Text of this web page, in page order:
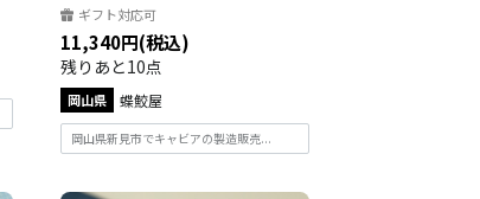
ギフト対応可
11,340円(税込)
残りあと10点
岡山県 蝶鮫屋
岡山県新見市でキャビアの製造販売...